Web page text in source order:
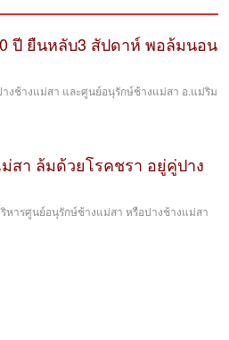
ปี ยืนหลับ3 สัปดาห์ พอล้มนอน
งช้างแม่สา และศูนย์อนุรักษ์ช้างแม่สา อ.แม่ริม
สา ล้มด้วยโรคชรา อยู่คู่ปาง
หารศูนย์อนุรักษ์ช้างแม่สา หรือปางช้างแม่สา